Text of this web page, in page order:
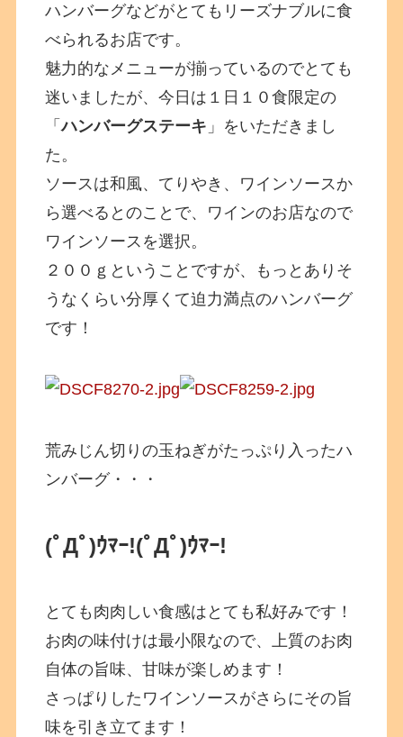
ハンバーグなどがとてもリーズナブルに食
べられるお店です。
魅力的なメニューが揃っているのでとても
迷いましたが、今日は１日１０食限定の
「ハンバーグステーキ 」をいただきまし
た。
ソースは和風、てりやき、ワインソースか
ら選べるとのことで、ワインのお店なので
ワインソースを選択。
２００ｇということですが、もっとありそ
うなくらい分厚くて迫力満点のハンバーグ
です！
荒みじん切りの玉ねぎがたっぷり入ったハ
ンバーグ・・・
(ﾟДﾟ)ｳﾏｰ!(ﾟДﾟ)ｳﾏｰ!
とても肉肉しい食感はとても私好みです！
お肉の味付けは最小限なので、上質のお肉
自体の旨味、甘味が楽しめます！
さっぱりしたワインソースがさらにその旨
味を引き立てます！